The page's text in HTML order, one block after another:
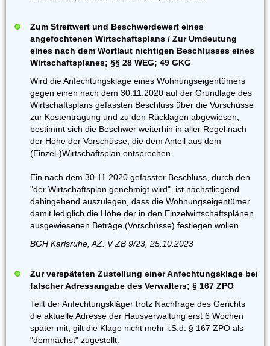
Zum Streitwert und Beschwerdewert eines
angefochtenen Wirtschaftsplans / Zur Umdeutung
eines nach dem Wortlaut nichtigen Beschlusses eines
Wirtschaftsplanes; §§ 28 WEG; 49 GKG
Wird die Anfechtungsklage eines Wohnungseigentümers
gegen einen nach dem 30.11.2020 auf der Grundlage des
Wirtschaftsplans gefassten Beschluss über die Vorschüsse
zur Kostentragung und zu den Rücklagen abgewiesen,
bestimmt sich die Beschwer weiterhin in aller Regel nach
der Höhe der Vorschüsse, die dem Anteil aus dem
(Einzel-)Wirtschaftsplan entsprechen.
Ein nach dem 30.11.2020 gefasster Beschluss, durch den
"der Wirtschaftsplan genehmigt wird", ist nächstliegend
dahingehend auszulegen, dass die Wohnungseigentümer
damit lediglich die Höhe der in den Einzelwirtschaftsplänen
ausgewiesenen Beträge (Vorschüsse) festlegen wollen.
BGH Karlsruhe, AZ: V ZB 9/23, 25.10.2023
Zur verspäteten Zustellung einer Anfechtungsklage bei
falscher Adressangabe des Verwalters; § 167 ZPO
Teilt der Anfechtungskläger trotz Nachfrage des Gerichts
die aktuelle Adresse der Hausverwaltung erst 6 Wochen
später mit, gilt die Klage nicht mehr i.S.d. § 167 ZPO als
"demnächst" zugestellt.